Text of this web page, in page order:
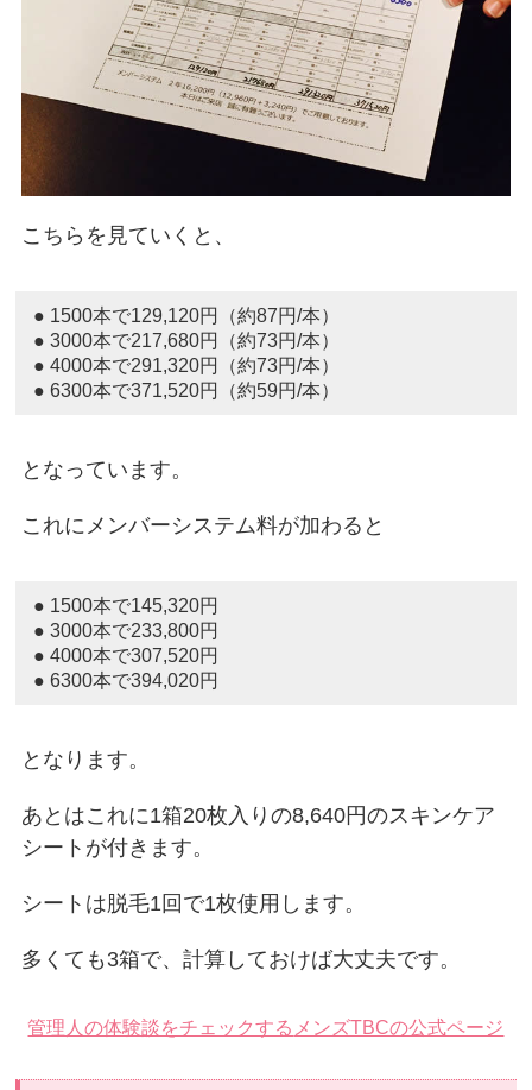
こちらを見ていくと、
● 1500本で129,120円（約87円/本）
● 3000本で217,680円（約73円/本）
● 4000本で291,320円（約73円/本）
● 6300本で371,520円（約59円/本）
となっています。
これにメンバーシステム料が加わると
● 1500本で145,320円
● 3000本で233,800円
● 4000本で307,520円
● 6300本で394,020円
となります。
あとはこれに1箱20枚入りの8,640円のスキンケア
シートが付きます。
シートは脱毛1回で1枚使用します。
多くても3箱で、計算しておけば大丈夫です。
管理人の体験談をチェックする メンズTBCの公式ページ